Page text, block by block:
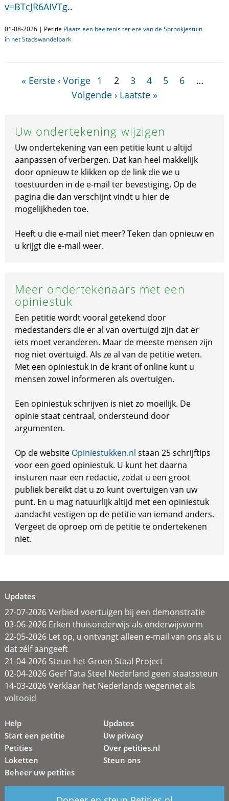
v=BTcJR6AIVTg..
01-08-2026 | Petitie Plaats een beeltenis ter ere van de Sprookjestuin
in het Stadswandelpark
« Eerste ‹ Vorige 1 2 3 4 5 6
…
Volgende › Laatste »
Uw ondertekening wijzigen
Uw ondertekening van een petitie kunt u altijd
aanpassen of verbergen. Dat kan heel makkelijk
door opnieuw te klikken op de link die we u
toestuurden in de e-mail ter bevestiging. Op de
pagina die dan verschijnt vindt u hier de
mogelijkheden toe.
Heeft u die e-mail niet meer? Teken dan opnieuw en
u krijgt die e-mail weer.
Meer ondertekenaars met een
opiniestuk
Een petitie wordt vooral getekend door
medestanders die er al van overtuigd zijn dat er
iets moet veranderen. Maar de meeste mensen zijn
nog niet overtuigd. Als ze al van de petitie weten.
Met een opiniestuk in de krant of online kunt u
mensen zowel informeren als overtuigen.
Een opiniestuk schrijven is niet zo moeilijk. De
opinie staat centraal, ondersteund door
argumenten.
Op de website Opiniestukken.nl staan 25 schrijftips
voor een goed opiniestuk. U kunt het daarna
insturen naar een redactie, zodat u een groot
publiek bereikt dat u zo kunt overtuigen van uw
punt. En u mag natuurlijk altijd met een opiniestuk
aandacht vestigen op de petitie van iemand anders.
Vergeet de oproep om de petitie te ondertekenen
niet.
Updates
27-07-2026 Verbied voertuigen bij een demonstratie
03-06-2026 Erken thuisonderwijs als onderwijsvorm
22-05-2026 Let op, u ontvangt alleen e-mail van ons als u
dat zélf aangeeft
21-04-2026 Steun het Groen Staal Project
02-04-2026 Geef Tata Steel Nederland geen staatssteun
14-03-2026 Verklaar het Nederlands wegennet als
voltooid
Help
Start een petitie
Petities
Loketten
Beheer uw petities
Updates
Uw privacy
Over petities.nl
Steun ons